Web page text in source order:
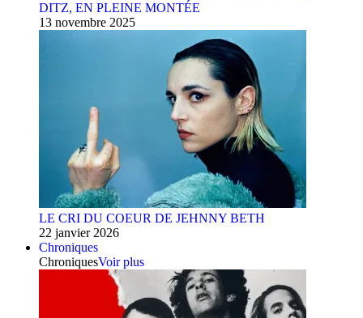
DITZ, EN PLEINE MONTÉE
13 novembre 2025
LE CRI DU COEUR DE JEHNNY BETH
22 janvier 2026
Chroniques
ChroniquesVoir plus